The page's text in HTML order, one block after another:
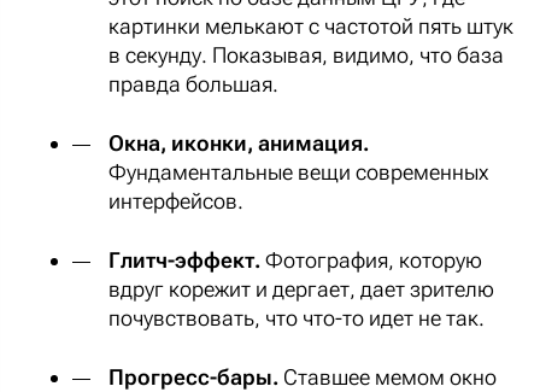
картинки мелькают с частотой пять штук
в секунду. Показывая, видимо, что база
правда большая.
Окна, иконки, анимация.
Фундаментальные вещи современных
интерфейсов.
Глитч-эффект.Фотография, которую
вдруг корежит и дергает, дает зрителю
почувствовать, что что-то идет не так.
Прогресс-бары. Ставшее мемом окно